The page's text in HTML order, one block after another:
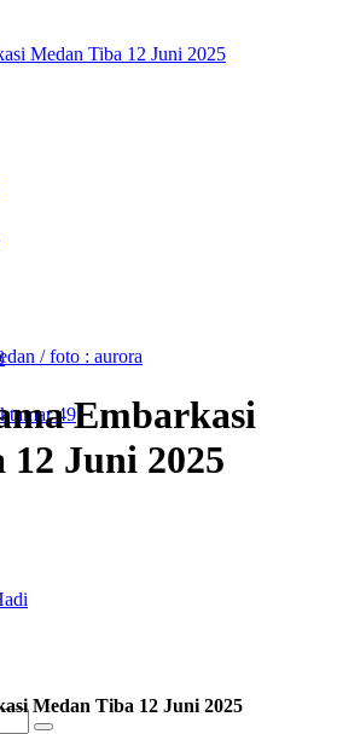
49
/ foto : aurora
Embarkasi
Juni 2025
Medan Tiba 12 Juni 2025